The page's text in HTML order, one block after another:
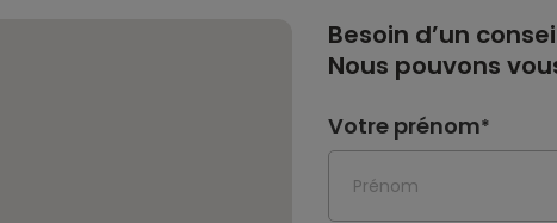
Besoin d’un
Nous pouvons
Votre prénom*